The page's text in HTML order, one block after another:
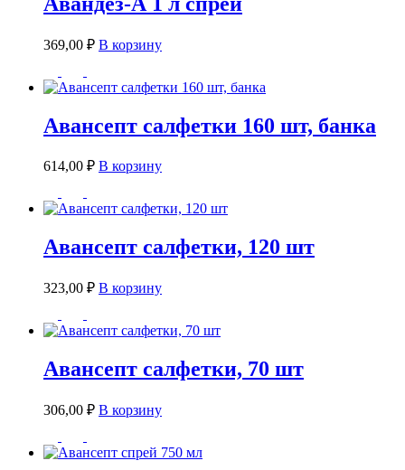
369,00 ₽ В корзину
Авансепт салфетки 160 шт, банка
614,00 ₽ В корзину
Авансепт салфетки, 120 шт
323,00 ₽ В корзину
Авансепт салфетки, 70 шт
306,00 ₽ В корзину